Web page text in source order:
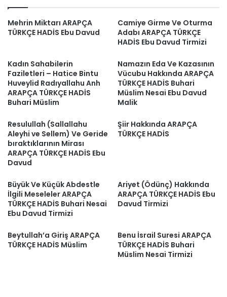
Mehrin Miktarı ARAPÇA
TÜRKÇE HADİS Ebu Davud
Camiye Girme Ve Oturma
Adabı ARAPÇA TÜRKÇE
HADİS Ebu Davud Tirmizi
Kadın Sahabilerin
Faziletleri – Hatice Bintu
Huveylid Radıyallahu Anh
ARAPÇA TÜRKÇE HADİS
Buhari Müslim
Namazın Eda Ve Kazasının
Vücubu Hakkında ARAPÇA
TÜRKÇE HADİS Buhari
Müslim Nesai Ebu Davud
Malik
Resulullah (Sallallahu
Aleyhi ve Sellem) Ve Geride
bıraktıklarının Mirası
ARAPÇA TÜRKÇE HADİS Ebu
Davud
Şiir Hakkında ARAPÇA
TÜRKÇE HADİS
Büyük Ve Küçük Abdestle
İlgili Meseleler ARAPÇA
TÜRKÇE HADİS Buhari Nesai
Ebu Davud Tirmizi
Ariyet (Ödünç) Hakkında
ARAPÇA TÜRKÇE HADİS Ebu
Davud Tirmizi
Beytullah’a Giriş ARAPÇA
TÜRKÇE HADİS Müslim
Benu İsrail Suresi ARAPÇA
TÜRKÇE HADİS Buhari
Müslim Nesai Tirmizi